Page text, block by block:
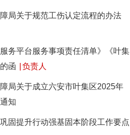
局关于规范工伤认定流程的办法
务平台服务事项责任清单》《叶集
函
负责人
局关于成立六安市叶集区2025年
知
固提升行动强基固本阶段工作要点